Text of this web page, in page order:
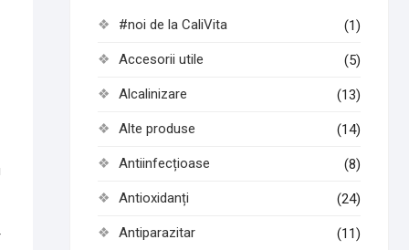
#noi de la CaliVita (1)
Accesorii utile (5)
Alcalinizare (13)
Alte produse (14)
Antiinfecțioase (8)
Antioxidanți (24)
Antiparazitar (11)